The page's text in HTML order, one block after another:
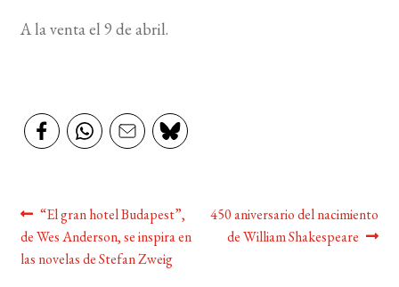
A la venta el 9 de abril.
Navegación
de
Anterior:
“El gran hotel Budapest”,
de Wes Anderson, se inspira en
las novelas de Stefan Zweig
Siguiente:
450 aniversario del nacimiento
de William Shakespeare